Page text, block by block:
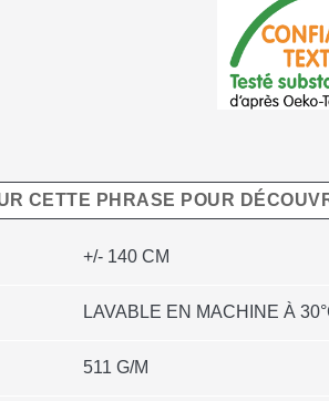
CETTE PHRASE POUR
+/- 140 CM
LAVABLE EN MACHINE À
511 G/M